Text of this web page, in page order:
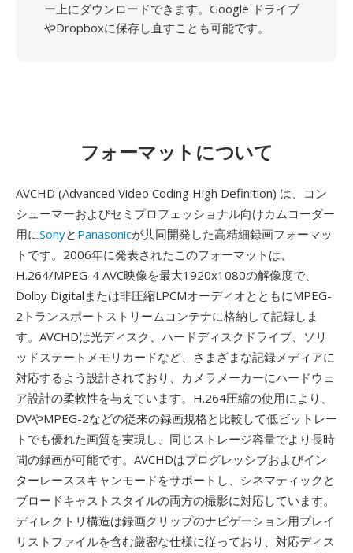
ー上にダウンロードできます。Google ドライブ
やDropboxに保存し直すことも可能です。
フォーマットについて
AVCHD (Advanced Video Coding High Definition) は、コン
シューマーおよびセミプロフェッショナル向けカムコーダー
用にSonyと Panasonicが共同開発した高精細録画フォーマッ
トです。2006年に発表されたこのフォーマットは、
H.264/MPEG-4 AVC映像を最大1920x1080の解像度で、
Dolby Digitalまたは非圧縮LPCMオーディオとともにMPEG-
2トランスポートストリームコンテナに格納して記録しま
す。AVCHDは光ディスク、ハードディスクドライブ、ソリ
ッドステートメモリカードなど、さまざまな記録メディアに
対応するよう設計されており、カメラメーカーにハードウェ
ア設計の柔軟性を与えています。H.264圧縮の使用により、
DVやMPEG-2などの従来の録画規格と比較して低ビットレー
トでも優れた画質を実現し、同じストレージ容量でより長時
間の録画が可能です。AVCHDはプログレッシブおよびイン
ターレーススキャンモードをサポートし、シネマティックと
ブロードキャストスタイルの両方の撮影に対応しています。
ディレクトリ構造は録画クリップのナビゲーション用プレイ
リストファイルを含む厳密な仕様に従っており、対応ディス